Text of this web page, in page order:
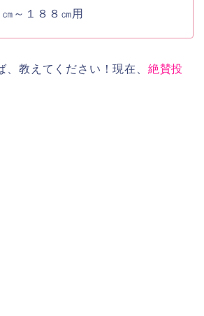
㎝～１８８㎝用
教えてください！現在、 絶賛投